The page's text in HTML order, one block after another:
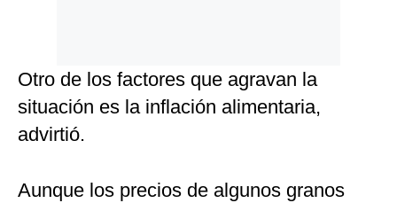
Otro de los factores que agravan la
situación es la inflación alimentaria,
advirtió.
Aunque los precios de algunos granos